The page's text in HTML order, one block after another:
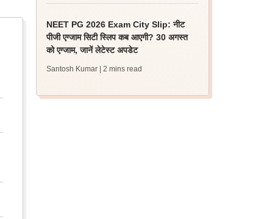
NEET PG 2026 Exam City Slip: नीट
पीजी एग्जाम सिटी स्लिप कब आएगी? 30 अगस्त
को एग्जाम, जानें लेटेस्ट अपडेट
Santosh Kumar | 2 mins read